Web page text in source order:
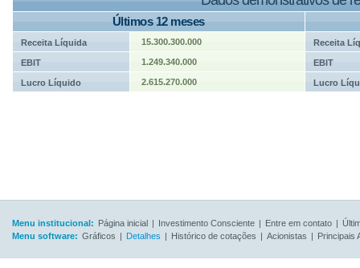
Últimos 12 meses
Receita Líquida 15.300.300.000 Receita
EBIT 1.249.340.000 EBIT
Lucro Líquido 2.615.270.000 Lucro
Menu institucional: Página inicial | Investimento Consciente | Entre em contato |
Menu software: Gráficos | Detalhes | Histórico de cotações | Acionistas | Principais